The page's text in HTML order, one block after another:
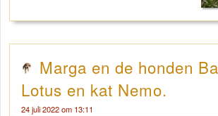
Marga en de honden
Lotus en kat Nemo.
24 juli 2022 om 13:11